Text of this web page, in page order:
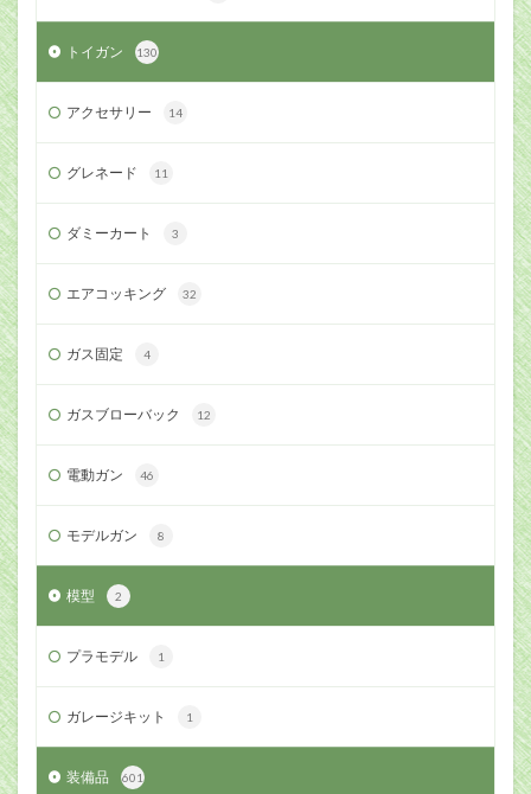
トイガン 130
アクセサリー 14
グレネード 11
ダミーカート 3
エアコッキング 32
ガス固定 4
ガスブローバック 12
電動ガン 46
モデルガン 8
模型 2
プラモデル 1
ガレージキット 1
装備品 601